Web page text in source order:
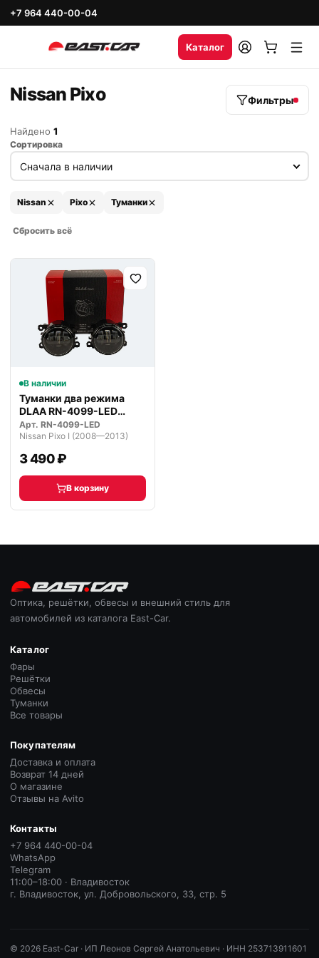
+7 964 440-00-04
Каталог
Nissan Pixo Фильтры
Найдено 1
Сортировка
Nissan Pixo Туманки
Сбросить всё
В наличии
Туманки два режима
DLAA RN-4099-LED
светодиодные
Арт. RN-4099-LED
Nissan Pixo I (2008—2013)
3 490 ₽
В корзину
Оптика, решётки, обвесы и внешний стиль для
автомобилей из каталога East-Car.
Каталог
Фары
Решётки
Обвесы
Туманки
Все товары
Покупателям
Доставка и оплата
Возврат 14 дней
О магазине
Отзывы на Avito
Контакты
+7 964 440-00-04
WhatsApp
Telegram
11:00–18:00 · Владивосток
г. Владивосток, ул. Добровольского, 33, стр. 5
© 2026 East-Car · ИП Леонов Сергей Анатольевич · ИНН 253713911601